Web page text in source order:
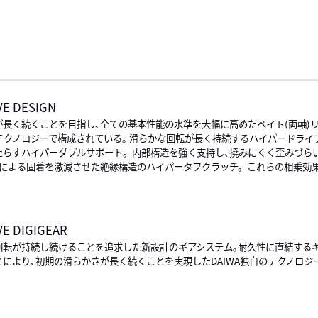
DESIGN
く続くことを目指し､全ての基本性能の水準を大幅に高めたベイト(両軸
ノロジーで構成されている｡ 滑らかな回転が長く持続するハイパードラ
すハイパーダブルサポート。内部構造を強く支持し､撓みにくく歪みづ
よる固着を激減させた絶縁構造のハイパータフクラッチ。これらの相乗
DIGIGEAR
が持続し続けることを追求した新設計のギアシステム｡耐久性に直結す
より､初期の滑らかさが長く続くことを実現したDAIWA独自のテクノロジ